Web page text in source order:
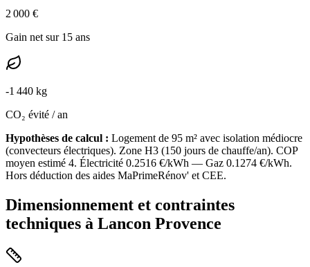
2 000 €
Gain net sur 15 ans
-1 440 kg
CO₂ évité / an
Hypothèses de calcul : Logement de 95 m² avec isolation médiocre
(convecteurs électriques). Zone H3 (150 jours de chauffe/an). COP
moyen estimé 4. Électricité 0.2516 €/kWh — Gaz 0.1274 €/kWh.
Hors déduction des aides MaPrimeRénov' et CEE.
Dimensionnement et contraintes
techniques à Lancon Provence